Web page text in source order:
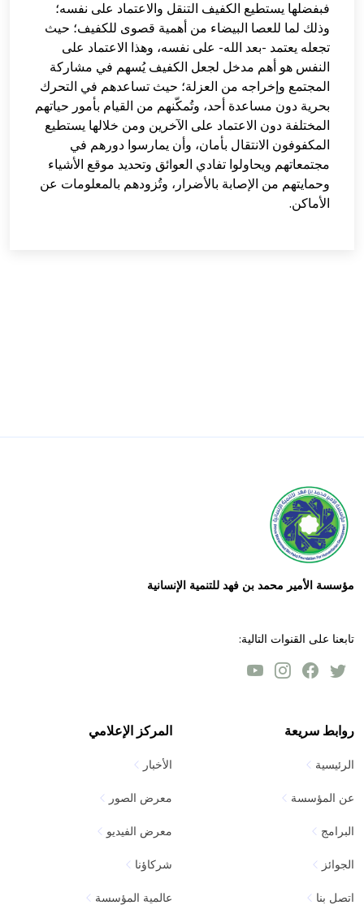
فبفضلها يستطيع الكفيف التنقل والاعتماد على نفسه؛
وذلك لما للعصا البيضاء من أهمية قصوى للكفيف؛ حيث
تجعله يعتمد -بعد الله- على نفسه، وهذا الاعتماد على
النفس هو أهم مدخل لجعل الكفيف يُسهم في مشاركة
المجتمع وإخراجه من العزلة؛ حيث تساعدهم في التحرك
بحرية دون مساعدة أحد، وتُمكّنهم من القيام بأمور حياتهم
المختلفة دون الاعتماد على الآخرين ومن خلالها يستطيع
المكفوفون الانتقال بأمان، وأن يمارسوا دورهم في
مجتمعاتهم ويحاولوا تفادي العوائق وتحديد موقع الأشياء
وحمايتهم من الإصابة بالأضرار، وتُزودهم بالمعلومات عن
الأماكن.
مؤسسة الأمير محمد بن فهد للتنمية الإنسانية
تابعنا على القنوات التالية:
روابط سريعة
الرئيسية
عن المؤسسة
البرامج
الجوائز
اتصل بنا
المركز الإعلامي
الأخبار
معرض الصور
معرض الفيديو
شركاؤنا
عالمية المؤسسة